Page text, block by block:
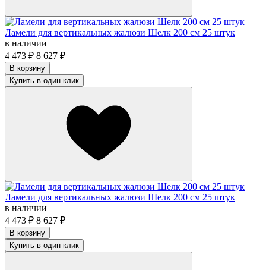
Ламели для вертикальных жалюзи Шелк 200 см 25 штук
в наличии
4 473 ₽ 8 627 ₽
В корзину
Купить в один клик
Ламели для вертикальных жалюзи Шелк 200 см 25 штук
в наличии
4 473 ₽ 8 627 ₽
В корзину
Купить в один клик